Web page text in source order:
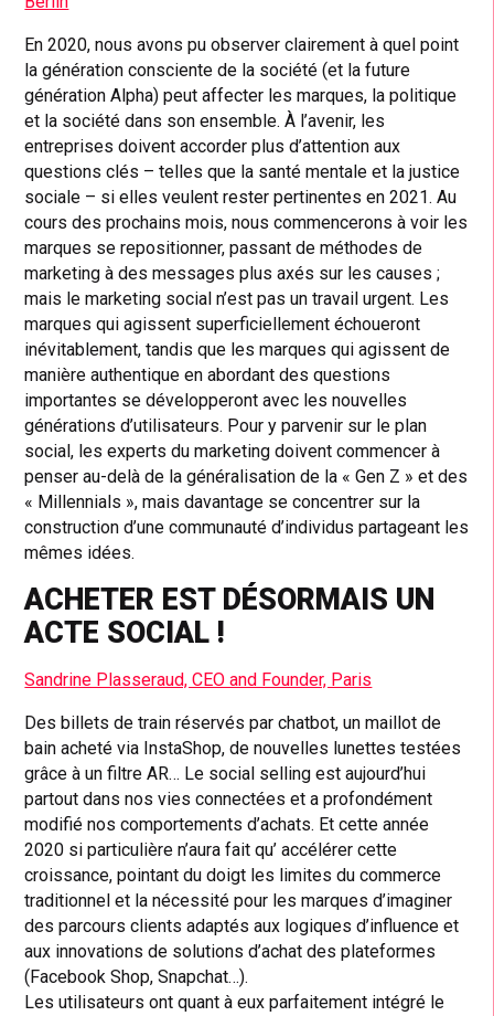
En 2020, nous avons pu observer clairement à quel point
la génération consciente de la société (et la future
génération Alpha) peut affecter les marques, la politique
et la société dans son ensemble. À l’avenir, les
entreprises doivent accorder plus d’attention aux
questions clés – telles que la santé mentale et la justice
sociale – si elles veulent rester pertinentes en 2021. Au
cours des prochains mois, nous commencerons à voir les
marques se repositionner, passant de méthodes de
marketing à des messages plus axés sur les causes ;
mais le marketing social n’est pas un travail urgent. Les
marques qui agissent superficiellement échoueront
inévitablement, tandis que les marques qui agissent de
manière authentique en abordant des questions
importantes se développeront avec les nouvelles
générations d’utilisateurs. Pour y parvenir sur le plan
social, les experts du marketing doivent commencer à
penser au-delà de la généralisation de la « Gen Z » et des
« Millennials », mais davantage se concentrer sur la
construction d’une communauté d’individus partageant les
mêmes idées.
ACHETER EST DÉSORMAIS UN
ACTE SOCIAL !
Sandrine Plasseraud, CEO and Founder, Paris
Des billets de train réservés par chatbot, un maillot de
bain acheté via InstaShop, de nouvelles lunettes testées
grâce à un filtre AR… Le social selling est aujourd’hui
partout dans nos vies connectées et a profondément
modifié nos comportements d’achats. Et cette année
2020 si particulière n’aura fait qu’ accélérer cette
croissance, pointant du doigt les limites du commerce
traditionnel et la nécessité pour les marques d’imaginer
des parcours clients adaptés aux logiques d’influence et
aux innovations de solutions d’achat des plateformes
(Facebook Shop, Snapchat…).
Les utilisateurs ont quant à eux parfaitement intégré le